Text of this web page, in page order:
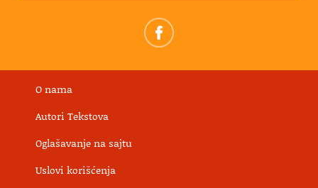
O nama
Autori Tekstova
Oglašavanje na sajtu
Uslovi korišćenja